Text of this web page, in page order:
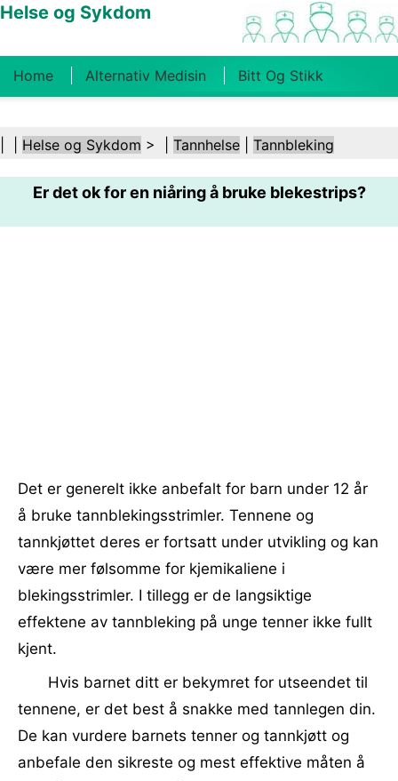
Helse og Sykdom
Home Alternativ Medisin Bitt Og Stikk
Kosthold Og Ernæring Familiehelse
Helsebransjen Psykisk Helse Folkehelse Og
Sikkerhet Kirurgi Og Prosedyrer Helse
Helse og Sykdom > | Tannhelse Tannbleking
Er det ok for en niåring å bruke blekestrips?
Det er generelt ikke anbefalt for barn under 12 år
å bruke tannblekingsstrimler. Tennene og
tannkjøttet deres er fortsatt under utvikling og kan
være mer følsomme for kjemikaliene i
blekingsstrimler. I tillegg er de langsiktige
effektene av tannbleking på unge tenner ikke fullt
kjent.
Hvis barnet ditt er bekymret for utseendet til
tennene, er det best å snakke med tannlegen din.
De kan vurdere barnets tenner og tannkjøtt og
anbefale den sikreste og mest effektive måten å